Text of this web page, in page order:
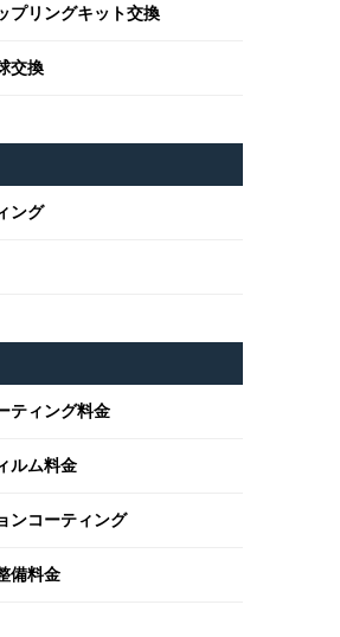
プリングキット交換
交換
ング
ティング料金
ルム料金
ンコーティング
備料金